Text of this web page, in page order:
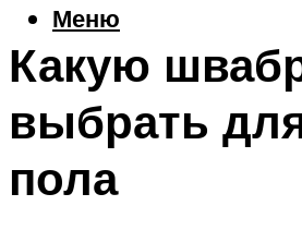
Меню
Какую
выбрать
пола